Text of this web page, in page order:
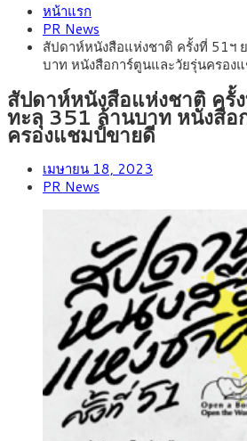
หน้ารถไฟฟ้าสงขลา โมโนเรล 12.54 กม.
สิงหาคม 4, 2026
หัวเพียง 2,618 บาท เสนอทบทวนจัดสรรง
จริง
สิงหาคม 3, 2026 กรุงศรี คาดเงินบาทสัปดา
33.00-33.60 ติดตามข้อมูลจ้างงานสหรั
สิงหาคม 1, 2026 “เอกนิติ” เปิดเครื่องยนต์เ
หน้า 5 ยุทธศาสตร์ รื้อโครงสร้างเศรษฐกิ
กรกฎาคม 27, 2026 ภัยเงียบใกล้ตัวเด็ก LSD
ลายการ์ตูน กรมศุลกากร เตือนผู้ปกครอง
จากเยอรมนี
หน้าแรก
PR News
สัปดาห์หนังสือแห่งชาติ ครั้งที่ 51ฯ
บาท หนังสือการ์ตูนและวัยรุ่นครอง
สัปดาห์หนังสือแห่งชาติ ครั้
ทะลุ 351 ล้านบาท หนังสือ
ครองแชมป์ขายดี
เมษายน 18, 2023
PR News